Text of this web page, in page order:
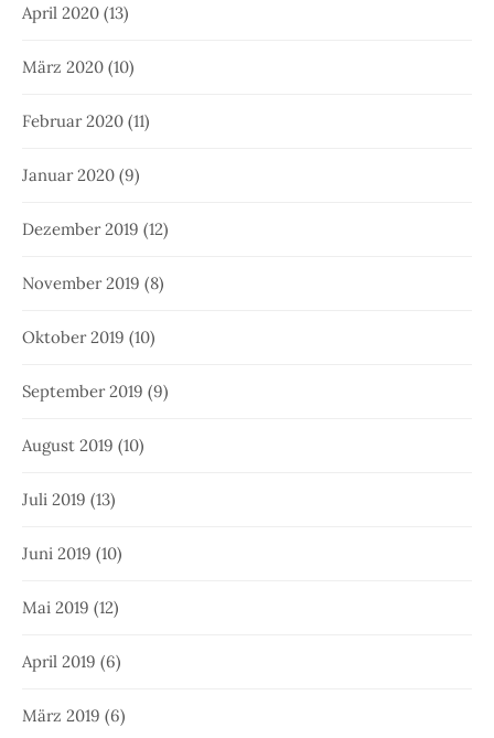
April 2020 (13)
März 2020 (10)
Februar 2020 (11)
Januar 2020 (9)
Dezember 2019 (12)
November 2019 (8)
Oktober 2019 (10)
September 2019 (9)
August 2019 (10)
Juli 2019 (13)
Juni 2019 (10)
Mai 2019 (12)
April 2019 (6)
März 2019 (6)